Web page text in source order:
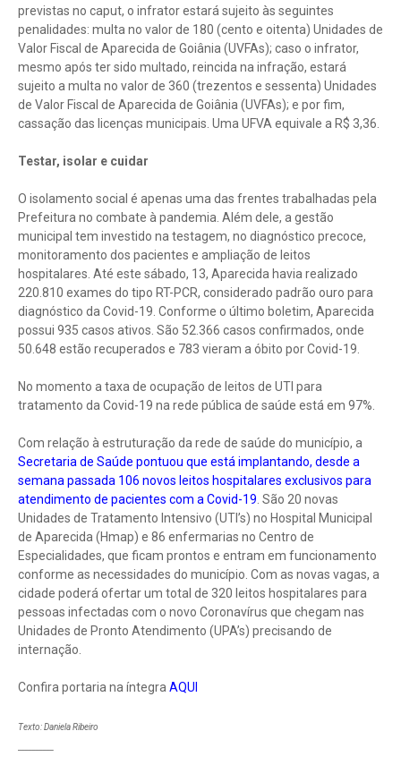
previstas no caput, o infrator estará sujeito às seguintes
penalidades: multa no valor de 180 (cento e oitenta) Unidades de
Valor Fiscal de Aparecida de Goiânia (UVFAs); caso o infrator,
mesmo após ter sido multado, reincida na infração, estará
sujeito a multa no valor de 360 (trezentos e sessenta) Unidades
de Valor Fiscal de Aparecida de Goiânia (UVFAs); e por fim,
cassação das licenças municipais. Uma UFVA equivale a R$ 3,36.
Testar, isolar e cuidar
O isolamento social é apenas uma das frentes trabalhadas pela
Prefeitura no combate à pandemia. Além dele, a gestão
municipal tem investido na testagem, no diagnóstico precoce,
monitoramento dos pacientes e ampliação de leitos
hospitalares. Até este sábado, 13, Aparecida havia realizado
220.810 exames do tipo RT-PCR, considerado padrão ouro para
diagnóstico da Covid-19. Conforme o último boletim, Aparecida
possui 935 casos ativos. São 52.366 casos confirmados, onde
50.648 estão recuperados e 783 vieram a óbito por Covid-19.
No momento a taxa de ocupação de leitos de UTI para
tratamento da Covid-19 na rede pública de saúde está em 97%.
Com relação à estruturação da rede de saúde do município, a
Secretaria de Saúde pontuou que está implantando, desde a
semana passada 106 novos leitos hospitalares exclusivos para
atendimento de pacientes com a Covid-19 . São 20 novas
Unidades de Tratamento Intensivo (UTI’s) no Hospital Municipal
de Aparecida (Hmap) e 86 enfermarias no Centro de
Especialidades, que ficam prontos e entram em funcionamento
conforme as necessidades do município. Com as novas vagas, a
cidade poderá ofertar um total de 320 leitos hospitalares para
pessoas infectadas com o novo Coronavírus que chegam nas
Unidades de Pronto Atendimento (UPA’s) precisando de
internação.
Confira portaria na íntegra AQUI
Texto: Daniela Ribeiro